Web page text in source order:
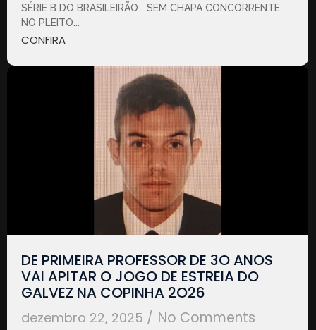
SÉRIE B DO BRASILEIRÃO SEM CHAPA CONCORRENTE
NO PLEITO...
CONFIRA
DE PRIMEIRA PROFESSOR DE 3O ANOS
VAI APITAR O JOGO DE ESTREIA DO
GALVEZ NA COPINHA 2O26
dezembro 22, 2025 / No Comments